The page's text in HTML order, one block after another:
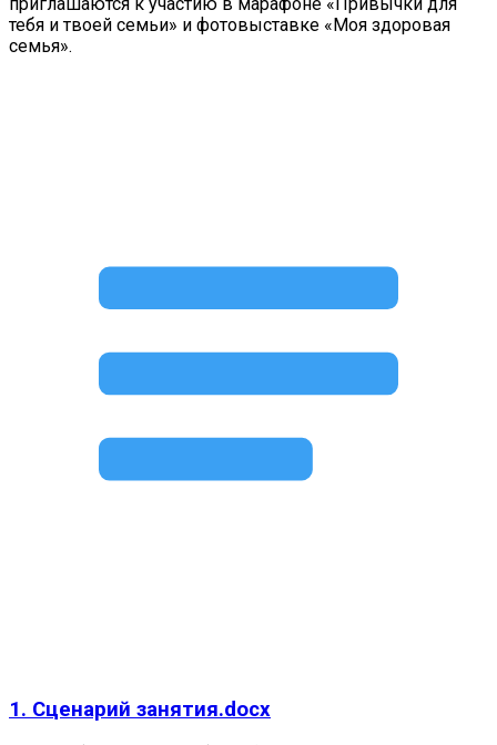
тебя и твоей семьи» и фотовыставке «Моя здоровая
семья».
1. Сценарий занятия.docx